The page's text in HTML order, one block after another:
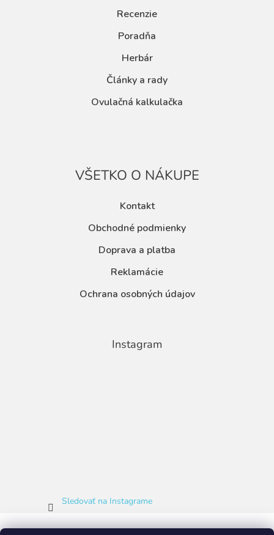
Recenzie
Poradňa
Herbár
Články a rady
Ovulačná kalkulačka
VŠETKO O NÁKUPE
Kontakt
Obchodné podmienky
Doprava a platba
Reklamácie
Ochrana osobných údajov
Instagram
Sledovať na Instagrame